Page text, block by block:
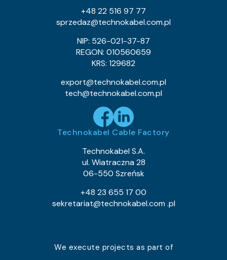
+48 22 516 97 77
sprzedaz@technokabel.com.pl
NIP: 526-021-37-87
REGON: 010560659
KRS: 129682
export@technokabel.com.pl
tech@technokabel.com.pl
Technokabel Cable Factory
Technokabel S.A.
ul. Wiatraczna 28
06-550 Szreńsk
+48 23 655 17 00
sekretariat@technokabel.com .pl
We execute projects as part of